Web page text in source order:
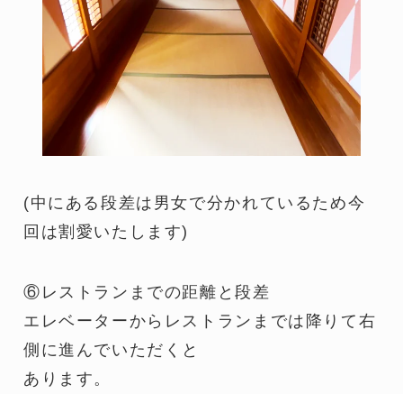
(中にある段差は男女で分かれているため今
回は割愛いたします)
⑥レストランまでの距離と段差
エレベーターからレストランまでは降りて右
側に進んでいただくと
あります。